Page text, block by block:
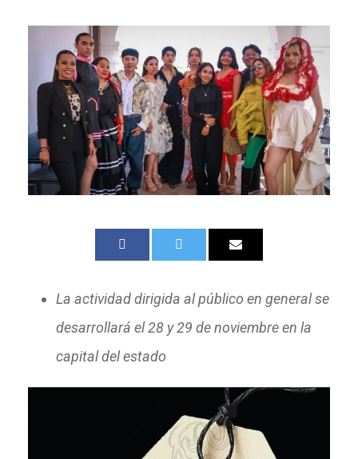
La actividad dirigida al público en general se
desarrollará el 28 y 29 de noviembre en la
capital del estado